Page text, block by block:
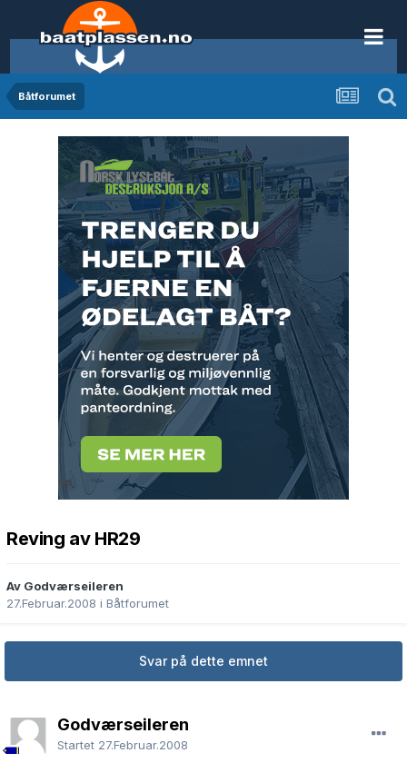
Båtforumet
Reving av HR29
Av Godværseileren
27.Februar.2008 i Båtforumet
Svar på dette emnet
Godværseileren
Startet 27.Februar.2008